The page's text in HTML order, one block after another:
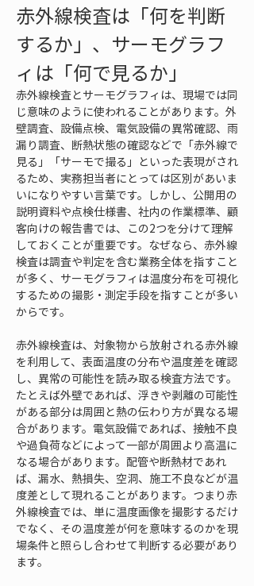
赤外線検査は「何を判断
するか」、サーモグラフ
ィは「何で見るか」
赤外線検査とサーモグラフィは、現場では同
じ意味のように使われることがあります。外
壁調査、設備点検、電気設備の異常確認、雨
漏り調査、断熱状態の確認などで「赤外線で
見る」「サーモで撮る」といった表現がされ
るため、実務担当者にとっては区別があいま
いになりやすい言葉です。しかし、公開用の
説明資料や点検仕様書、社内の作業標準、顧
客向けの報告書では、この2つを分けて理解
しておくことが重要です。なぜなら、赤外線
検査は調査や判定を含む業務全体を指すこと
が多く、サーモグラフィは温度分布を可視化
するための撮影・測定手段を指すことが多い
からです。
赤外線検査は、対象物から放射される赤外線
を利用して、表面温度の分布や温度差を確認
し、異常の可能性を読み取る検査方法です。
たとえば外壁であれば、浮きや剥離の可能性
がある部分は周囲と熱の伝わり方が異なる場
合があります。電気設備であれば、接触不良
や過負荷などによって一部が周囲より高温に
なる場合があります。配管や断熱材であれ
ば、漏水、熱損失、空洞、施工不良などが温
度差として現れることがあります。つまり赤
外線検査では、単に温度画像を撮影するだけ
でなく、その温度差が何を意味するのかを現
場条件と照らし合わせて判断する必要があり
ます。